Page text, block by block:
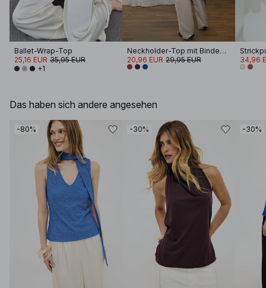
Ballet-Wrap-Top
25,16 EUR 35,95 EUR
+1
Neckholder-Top mit Bindedetail
20,96 EUR 29,95 EUR
34,96
Das haben sich andere angesehen
-80% -30% -30%